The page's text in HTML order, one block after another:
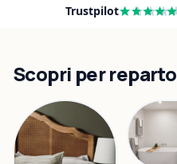
Trustpilot
Scopri per reparto